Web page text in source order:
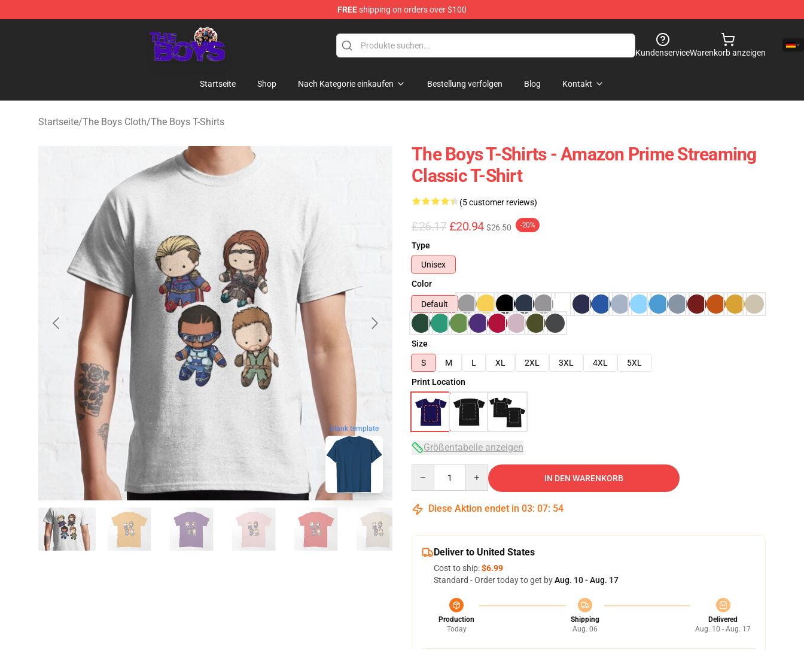
FREEshipping on orders over $100
The Boys Store - Official The Boys Merchandise Shop
KundenserviceWarenkorb anzeigen
Startseite Shop Nach Kategorie einkaufen Bestellung verfolgen Blog Kontakt
Startseite/The Boys Cloth/The Boys T-Shirts
blank template
The Boys T-Shirts - Amazon Prime Streaming
Classic T-Shirt
(5 customer reviews)
£26.17 £20.94 $26.50 -20%
Type
Unisex
Color
Default
Size
S
M L XL 2XL 3XL 4XL
5XL
Print Location
Größentabelle anzeigen
IN DEN WARENKORB
Diese Aktion endet in 03: 07: 53
Deliver to United States
Cost to ship:$6.99
Standard - Order today to get byAug. 10 - Aug. 17
Production
Today
Shipping
Aug. 06
Delivered
Aug. 10 - Aug. 17